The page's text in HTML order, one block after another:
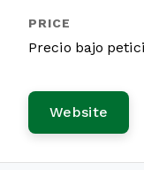
Precio bajo
Website